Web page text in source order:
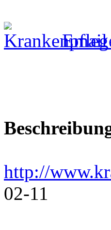
Email
http://
02-11